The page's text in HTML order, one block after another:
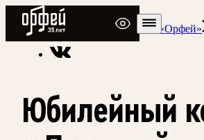
Радио Орфей
Радио классической музыки «Орфей»
Юбилейный